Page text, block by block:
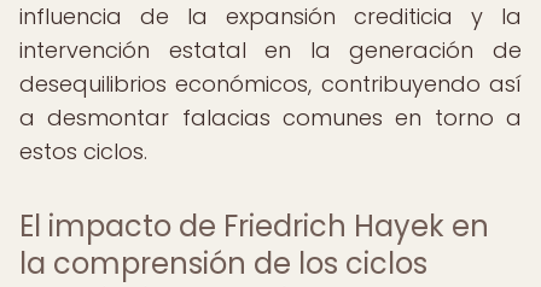
influencia de la expansión crediticia y la
intervención estatal en la generación de
desequilibrios económicos, contribuyendo así
a desmontar falacias comunes en torno a
estos ciclos.
El impacto de Friedrich Hayek en
la comprensión de los ciclos